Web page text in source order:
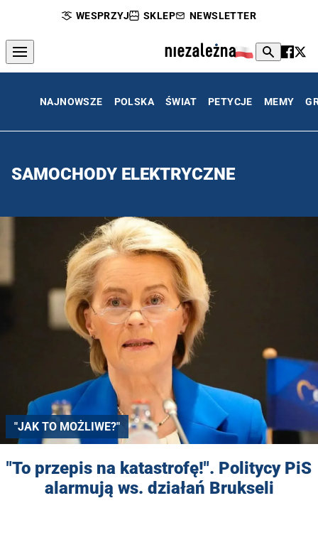
WESPRZYJ SKLEP NEWSLETTER
NAJNOWSZE POLSKA ŚWIAT PETYCJE MEMY
SAMOCHODY ELEKTRYCZNE
"JAK TO MOŻLIWE?"
"To przepis na katastrofę!". Politycy PiS
alarmują ws. działań Brukseli